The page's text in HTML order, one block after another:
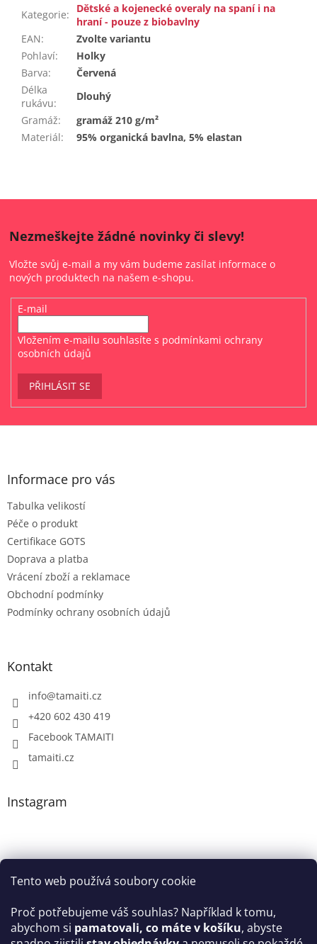
Tento web používá soubory cookie
Proč potřebujeme váš souhlas? Například k tomu,
abychom si pamatovali, co máte v košíku, abyste
Kategorie:
Dětské a kojenecké overaly na spaní i na
hraní - pouze z biobavlny
EAN:
Zvolte variantu
Pohlaví:
Holky
Barva:
Červená
Délka
rukávu:
Dlouhý
Gramáž:
gramáž 210 g/m²
Materiál: 95% organická bavlna, 5% elastan
Nezmeškejte žádné novinky či slevy!
Vložte svůj e-mail a my vám budeme zasílat informace o
nových produktech na našem e-shopu.
E-mail
Vložením e-mailu souhlasíte s podmínkami ochrany
osobních údajů
PŘIHLÁSIT SE
Z
Informace pro vás
Tabulka velikostí
Péče o produkt
Certifikace GOTS
Doprava a platba
Vrácení zboží a reklamace
Obchodní podmínky
Podmínky ochrany osobních údajů
Kontakt
info@tamaiti.cz
+420 602 430 419
Facebook TAMAITI
tamaiti.cz
Instagram